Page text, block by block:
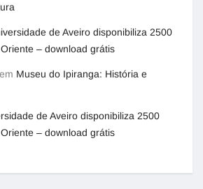
de Aveiro disponibiliza 2500
– download grátis
em Museu do Ipiranga: História e
de Aveiro disponibiliza 2500
– download grátis